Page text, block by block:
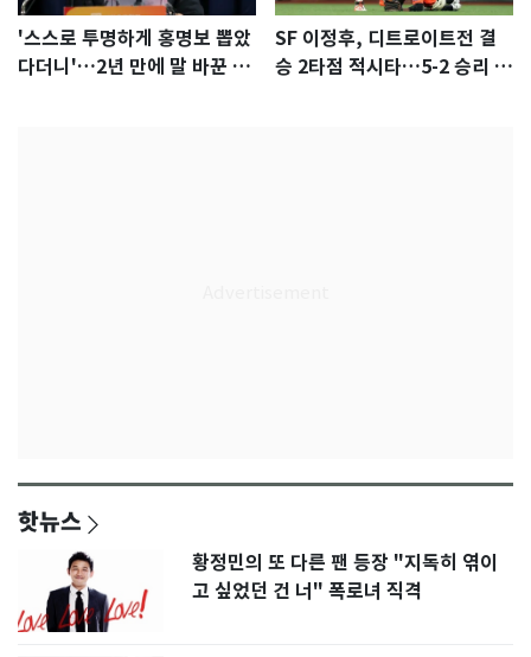
'스스로 투명하게 홍명보 뽑았
다더니'…2년 만에 말 바꾼 이
SF 이정후, 디트로이트전 결
승 2타점 적시타…5-2 승리 견
핫뉴스
황정민의 또 다른 팬 등장 "지독히 엮이
고 싶었던 건 너" 폭로녀 직격